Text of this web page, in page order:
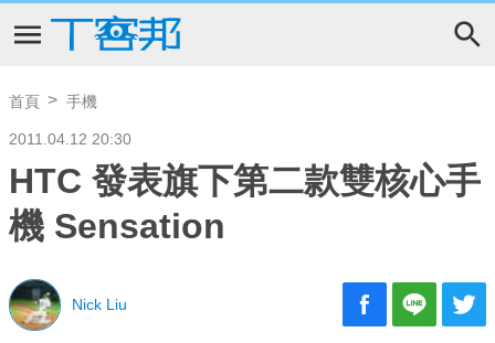
首頁 手機
2011.04.12 20:30
HTC 發表旗下第二款雙核心手
機 Sensation
Nick Liu